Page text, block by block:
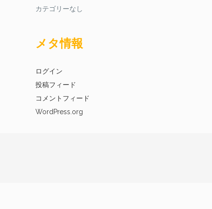
カテゴリーなし
メタ情報
ログイン
投稿フィード
コメントフィード
WordPress.org